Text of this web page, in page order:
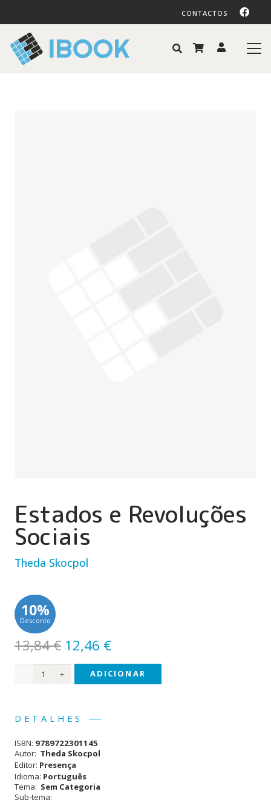
CONTACTOS
Estados e Revoluções
Sociais
Theda Skocpol
10%
Desconto
13,84€ O
preço
original
13,84 €.
12,46 €O
preço
atual
Quantidade
Revoluções
Sociais
ADICIONAR
DETALHES
ISBN: 9789722301145
Autor: Theda Skocpol
Editor: Presença
Idioma: Português
Tema: Sem Categoria
Sub-tema: